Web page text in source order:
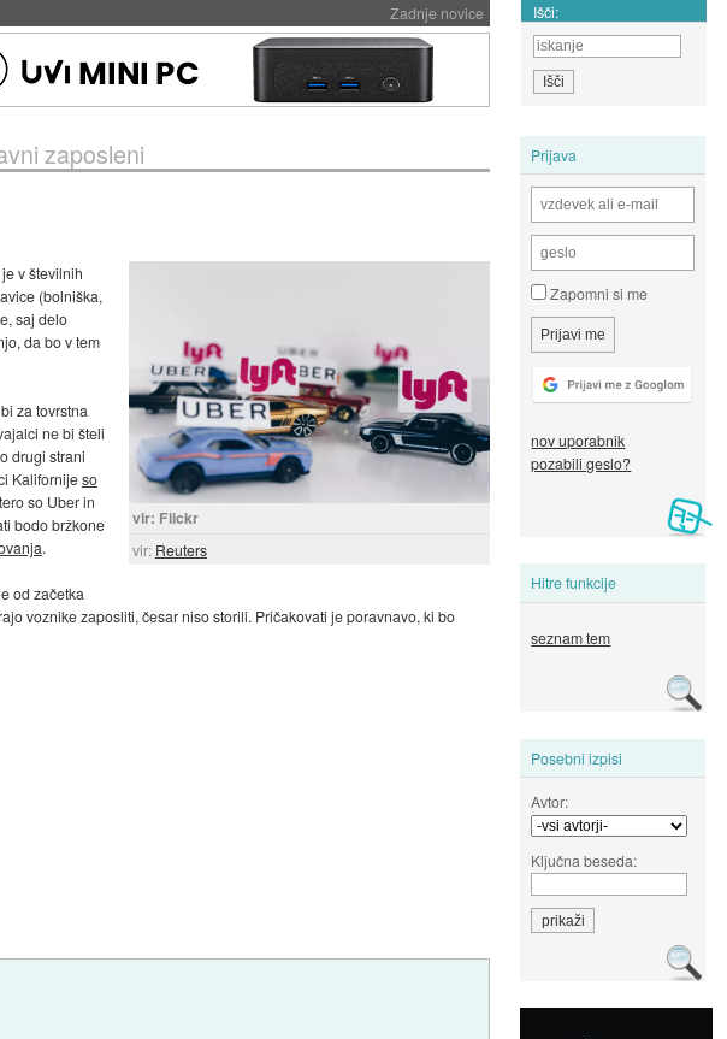
Zadnje novice Išči:
Prijava
Zapomni si me
nov uporabnik
pozabili geslo?
Hitre funkcije
seznam tem
Posebni izpisi
Avtor:
Ključna beseda:
zaposleni
vir: Flickr
vir: Reuters
v številnih
(bolniška,
saj delo
da bo v tem
za tovrstna
ne bi šteli
drugi strani
Kalifornijeso
so Uber in
bodo bržkone
.
od začetka
voznike zaposliti, česar niso storili. Pričakovati je poravnavo, ki bo